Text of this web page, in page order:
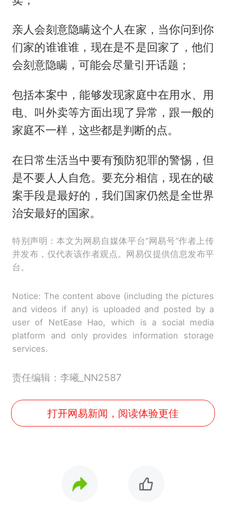
亲人会刻意隐瞒这个人在家，当你问到你
们家的谁谁谁，现在是不是回家了，他们
会刻意隐瞒，可能会尽量引开话题；
包括本案中，能够发现家庭中在用水、用
电、叫外卖等方面出现了异常，跟一般的
家庭不一样，这些都是判断的点。
在日常生活当中要有预防犯罪的警惕，但
是不要人人自危。要充分相信，现在的破
案手段是最好的，我们国家仍然是全世界
治安最好的国家。
特别声明：本文为网易自媒体平台“网易号”作者上传
并发布，仅代表该作者观点。网易仅提供信息发布平
台。
Notice: The content above (including the pictures
and videos if any) is uploaded and posted by a
user of NetEase Hao, which is a social media
platform and only provides information storage
services.
责任编辑：李曦_NN2587
打开网易新闻，阅读体验更佳